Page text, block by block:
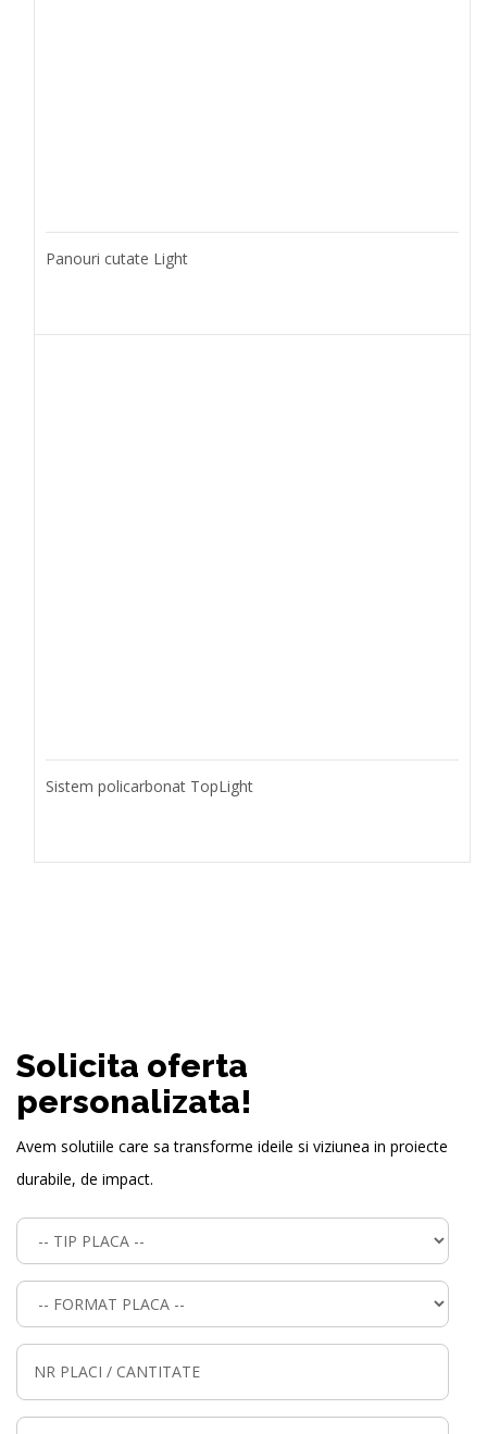
Panouri cutate Light
Sistem policarbonat TopLight
Solicita oferta
personalizata!
Avem solutiile care sa transforme ideile si viziunea in proiecte
durabile, de impact.